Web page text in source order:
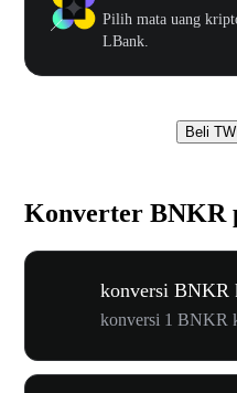
Pilih mata uang
LBank.
Beli
Konverter BNKR
konversi BNKR
konversi 1 BNKR